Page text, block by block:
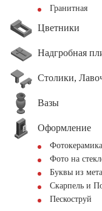
Гранитная
Цветники
Надгробная
Столики,
Вазы
Оформление
Фотокерамика
Фото на
Буквы из
Скарпель и
Пескоструй